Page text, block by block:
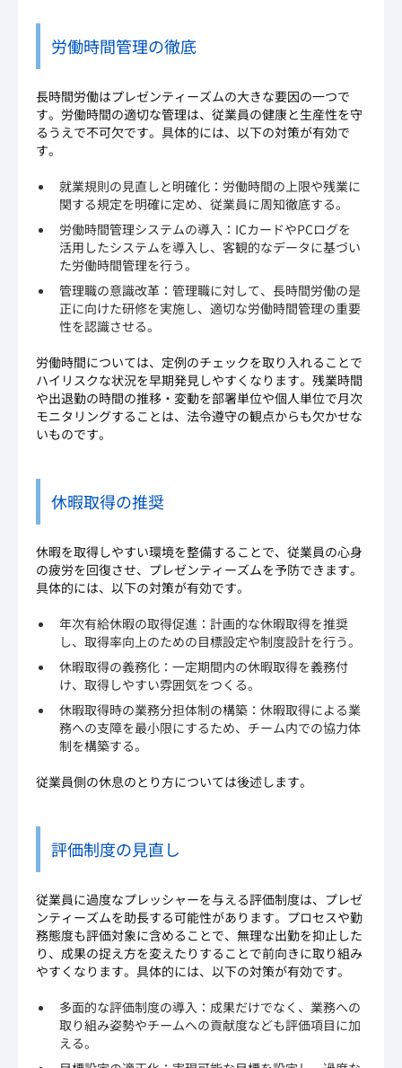
労働時間管理の徹底
長時間労働はプレゼンティーズムの大きな要因の一つで
す。労働時間の適切な管理は、従業員の健康と生産性を守
るうえで不可欠です。具体的には、以下の対策が有効で
す。
就業規則の見直しと明確化：労働時間の上限や残業に
関する規定を明確に定め、従業員に周知徹底する。
労働時間管理システムの導入：ICカードやPCログを
活用したシステムを導入し、客観的なデータに基づい
た労働時間管理を行う。
管理職の意識改革：管理職に対して、長時間労働の是
正に向けた研修を実施し、適切な労働時間管理の重要
性を認識させる。
労働時間については、定例のチェックを取り入れることで
ハイリスクな状況を早期発見しやすくなります。残業時間
や出退勤の時間の推移・変動を部署単位や個人単位で月次
モニタリングすることは、法令遵守の観点からも欠かせな
いものです。
休暇取得の推奨
休暇を取得しやすい環境を整備することで、従業員の心身
の疲労を回復させ、プレゼンティーズムを予防できます。
具体的には、以下の対策が有効です。
年次有給休暇の取得促進：計画的な休暇取得を推奨
し、取得率向上のための目標設定や制度設計を行う。
休暇取得の義務化：一定期間内の休暇取得を義務付
け、取得しやすい雰囲気をつくる。
休暇取得時の業務分担体制の構築：休暇取得による業
務への支障を最小限にするため、チーム内での協力体
制を構築する。
従業員側の休息のとり方については後述します。
評価制度の見直し
従業員に過度なプレッシャーを与える評価制度は、プレゼ
ンティーズムを助長する可能性があります。プロセスや勤
務態度も評価対象に含めることで、無理な出勤を抑止した
り、成果の捉え方を変えたりすることで前向きに取り組み
やすくなります。具体的には、以下の対策が有効です。
多面的な評価制度の導入：成果だけでなく、業務への
取り組み姿勢やチームへの貢献度なども評価項目に加
える。